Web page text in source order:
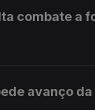
combate a
avanço